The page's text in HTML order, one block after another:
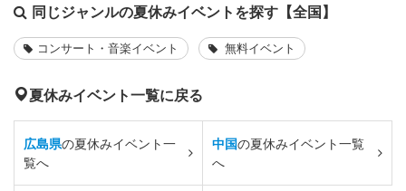
同じジャンルの夏休みイベントを探す【全国】
コンサート・音楽イベント 無料イベント
夏休みイベント一覧に戻る
広島県の夏休みイベント一
覧へ
中国の夏休みイベント一覧
へ